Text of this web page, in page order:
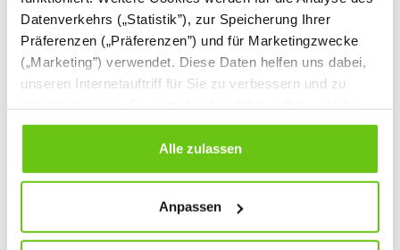
Datenverkehrs („Statistik”), zur Speicherung Ihrer
Präferenzen („Präferenzen”) und für Marketingzwecke
(„Marketing”) verwendet. Diese Daten helfen uns dabei,
unseren Internetauftriff für Sie zu verbessern und zu
Cookies Sie erlauben. Verweigern Sie Ihre Zustimmung,
wählen Sie „Alle ablehnen” – in diesem Fall werden nur
Daten verarbeitet, die für den Besuch unserer Website
jederzeit ändern, indem Sie auf die Schaltfläche unten
links klicken. Weitere Informationen zur Datennutzung
Alle zulassen
Anpassen
Modellier- und Gießgips im Kindergarten eröffnet eine Welt
voller kreativer Möglichkeiten. Hier einige Ideen:
•Herstellung von Gipsfiguren : Mit Hilfe von Formen können
Kinder einfache Figuren wie Tiere, Sterne oder Herzen
herstellen und anschließend bemalen. Das macht nicht nur
•Handabdrücke als Erinnerung: Gips eignet sich
Solche einzigartigen Werke sind beliebte Geschenke für
•Dekorative Anhänger: Mit Ausstechformen können Kinder
saisonale oder festliche Dekorationen gestalten und diese
kommt ihre Kreativität besonders gut zum Ausdruck.